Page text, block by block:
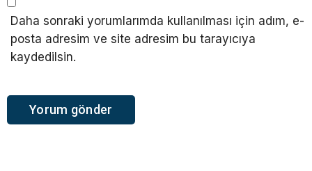
Daha sonraki yorumlarımda kullanılması için adım, e-
posta adresim ve site adresim bu tarayıcıya
kaydedilsin.